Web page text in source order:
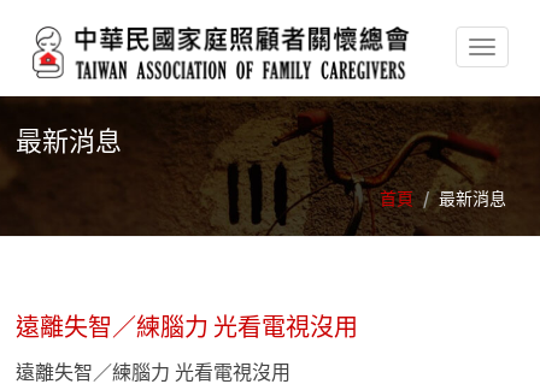
最新消息
首頁 / 最新消息
遠離失智／練腦力 光看電視沒用
遠離失智／練腦力 光看電視沒用